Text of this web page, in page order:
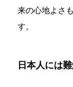
来の心地よさ
す。
日本人には